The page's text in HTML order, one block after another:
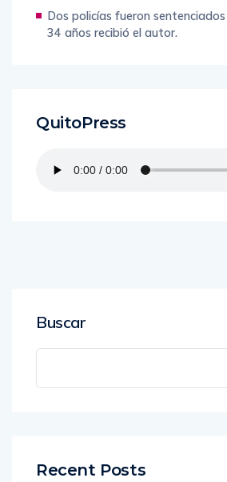
Dos policías fueron
34 años recibió el autor.
QuitoPress
Buscar
Recent Posts